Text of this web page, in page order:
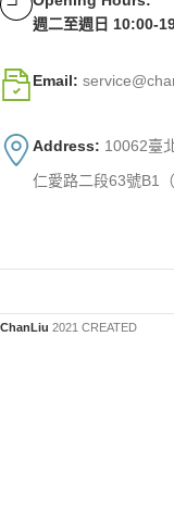
週二至週日 10:00-
Email:
Address: 10062臺
仁愛路二段63號B1（
ChanLiu 2021 CREATED